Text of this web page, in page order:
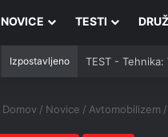
NOVICE TESTI
Izpostavljeno TEST -
Domov / Novice / Avtomobilizem /